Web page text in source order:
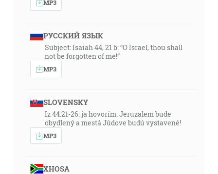
MP3
РУССКИЙ ЯЗЫК
Subject: Isaiah 44, 21 b: “O Israel, thou shall
not be forgotten of me!”
MP3
SLOVENSKY
Iz 44:21-26: ja hovorím: Jeruzalem bude
obydlený a mestá Júdove budú vystavené!
MP3
XHOSA